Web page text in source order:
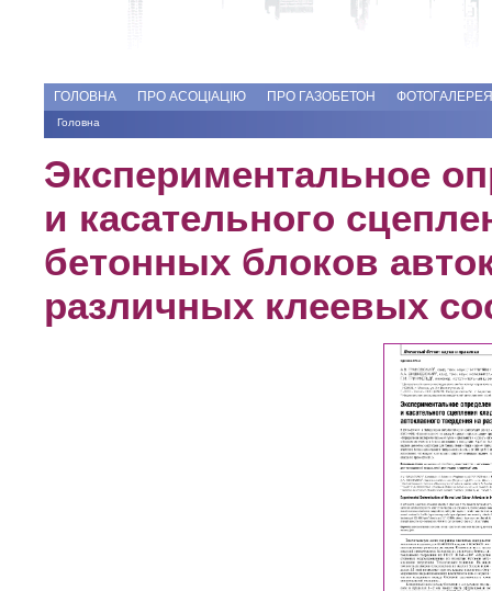
ГОЛОВНА ПРО АСОЦІАЦІЮ ПРО ГАЗОБЕТОН ФОТОГАЛЕРЕЯ
Ви є тут
Головна
Экспериментальное
и касательного
бетонных блоков
различных клеевых